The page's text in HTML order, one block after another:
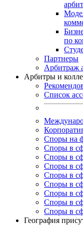
по
Партнеры
Арбитраж
Арбитры и
Список
Споры на
Споры в
Споры в
Споры в
Споры в
Споры в
Cпоры в
Споры в
Споры в
География